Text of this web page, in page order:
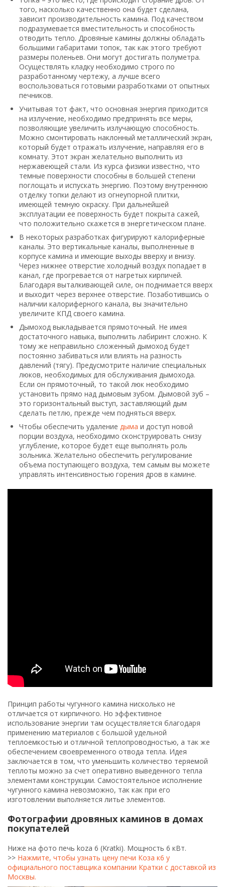
того, насколько качественно она будет сделана,
зависит производительность камина. Под качеством
подразумевается вместительность и способность
отводить тепло. Дровяные камины должны обладать
большими габаритами топок, так как этого требуют
размеры поленьев. Они могут достигать полуметра.
Осуществлять кладку необходимо строго по
разработанному чертежу, а лучше всего
воспользоваться готовыми разработками от опытных
печников.
Учитывая тот факт, что основная энергия приходится
на излучение, необходимо предпринять все меры,
позволяющие увеличить излучающую способность.
Можно смонтировать наклонный металлический экран,
который будет отражать излучение, направляя его в
комнату. Этот экран желательно выполнить из
нержавеющей стали. Из курса физики известно, что
темные поверхности способны в большей степени
поглощать и испускать энергию. Поэтому внутреннюю
отделку топки делают из огнеупорной плитки,
имеющей темную окраску. При дальнейшей
эксплуатации ее поверхность будет покрыта сажей,
что положительно скажется в энергетическом плане.
В некоторых разработках фигурируют калориферные
каналы. Это вертикальные каналы, выполненные в
корпусе камина и имеющие выходы вверху и внизу.
Через нижнее отверстие холодный воздух попадает в
канал, где прогревается от нагретых кирпичей.
Благодаря выталкивающей силе, он поднимается вверх
и выходит через верхнее отверстие. Позаботившись о
наличии калориферного канала, вы значительно
увеличите КПД своего камина.
Дымоход выкладывается прямоточный. Не имея
достаточного навыка, выполнить лабиринт сложно. К
тому же неправильно сложенный дымоход будет
постоянно забиваться или влиять на разность
давлений (тягу). Предусмотрите наличие специальных
люков, необходимых для обслуживания дымохода.
Если он прямоточный, то такой люк необходимо
установить прямо над дымовым зубом. Дымовой зуб –
это горизонтальный выступ, заставляющий дым
сделать петлю, прежде чем подняться вверх.
Чтобы обеспечить удаление дыма и доступ новой
порции воздуха, необходимо сконструировать снизу
углубление, которое будет еще выполнять роль
зольника. Желательно обеспечить регулирование
объема поступающего воздуха, тем самым вы можете
управлять интенсивностью горения дров в камине.
Принцип работы чугунного камина нисколько не
отличается от кирпичного. Но эффективное
использование энергии там осуществляется благодаря
применению материалов с большой удельной
теплоемкостью и отличной теплопроводностью, а так же
обеспечением своевременного отвода тепла. Идея
заключается в том, что уменьшить количество теряемой
теплоты можно за счет оперативно выведенного тепла
элементами конструкции. Самостоятельное исполнение
чугунного камина невозможно, так как при его
изготовлении выполняется литье элементов.
Фотографии дровяных каминов в домах
покупателей
Ниже на фото печь koza 6 (Kratki). Мощность 6 кВт.
>> Нажмите, чтобы узнать цену печи Коза к6 у
официального поставщика компании Кратки с доставкой из
Москвы.